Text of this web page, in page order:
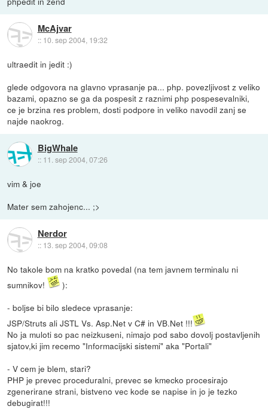
McAjvar
:: 10. sep 2004, 19:32
ultraedit in jedit :)
glede odgovora na glavno vprasanje pa... php. povezljivost z veliko
bazami, opazno se ga da pospesit z raznimi php pospesevalniki,
ce je brzina res problem, dosti podpore in veliko navodil zanj se
najde naokrog.
BigWhale
:: 11. sep 2004, 07:26
vim & joe
Mater sem zahojenc... ;>
Nerdor
:: 13. sep 2004, 09:08
No takole bom na kratko povedal (na tem javnem terminalu ni
sumnikov!
):
- boljse bi bilo sledece vprasanje:
JSP/Struts ali JSTL Vs. Asp.Net v C# in VB.Net !!!
No ja muloti so pac neizkuseni, nimajo pod sabo dovolj postavljenih
sjatov,ki jim recemo "Informacijski sistemi" aka "Portali"
- V cem je blem, stari?
PHP je prevec proceduralni, prevec se kmecko procesirajo
zgenerirane strani, bistveno vec kode se napise in jo je tezko
debugirat!!!